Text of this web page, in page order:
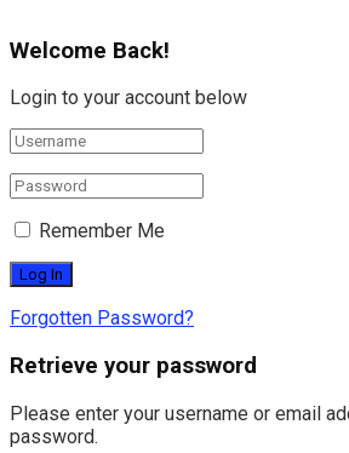
Welcome Back!
Login to your account below
Remember Me
Forgotten Password?
Retrieve your password
Please enter your username or email
password.